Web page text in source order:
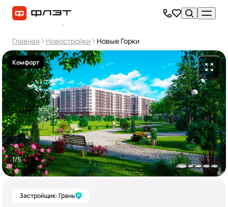
Главная Новостройки Новые Горки
Комфорт
1/5
Застройщик: Грань